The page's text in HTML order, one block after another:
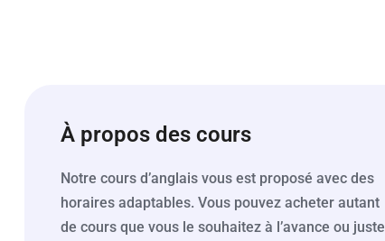
À propos des cours
Notre cours d’anglais vous est proposé avec des
horaires adaptables. Vous pouvez acheter autant
de cours que vous le souhaitez à l’avance ou juste